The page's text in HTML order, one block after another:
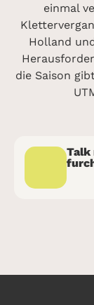
einmal
Holland
die Saison
Talk